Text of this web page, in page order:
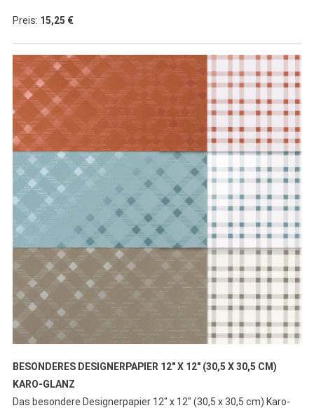
Preis: 15,25 €
BESONDERES DESIGNERPAPIER 12″ X 12″ (30,5 X 30,5 CM)
KARO-GLANZ
Das besondere Designerpapier 12″ x 12″ (30,5 x 30,5 cm) Karo-